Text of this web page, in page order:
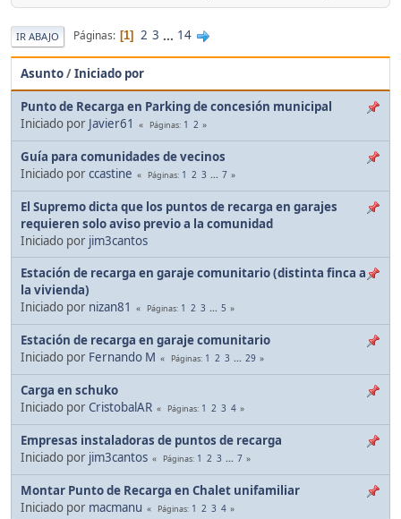
IR ABAJO Páginas 1 2 3 ... 14
Asunto/Iniciado por
Punto de Recarga en Parking de concesión municipal
Iniciado por Javier61 Páginas 1 2
Guía para comunidades de vecinos
Iniciado porccastine Páginas 1 2 3 ... 7
El Supremo dicta que los puntos de recarga en garajes
requieren solo aviso previo a la comunidad
Iniciado por jim3cantos
Estación de recarga en garaje comunitario (distinta finca a
la vivienda)
Iniciado por nizan81 Páginas 1 2 3 ... 5
Estación de recarga en garaje comunitario
Iniciado por Fernando M Páginas 1 2 3 ... 29
Carga en schuko
Iniciado por CristobalAR Páginas 1 2 3 4
Empresas instaladoras de puntos de recarga
Iniciado por jim3cantos Páginas 1 2 3 ... 7
Montar Punto de Recarga en Chalet unifamiliar
Iniciado por macmanu Páginas 1 2 3 4